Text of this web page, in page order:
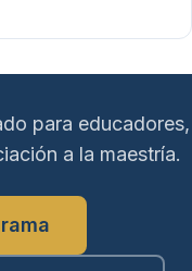
para educadores,
a la maestría.